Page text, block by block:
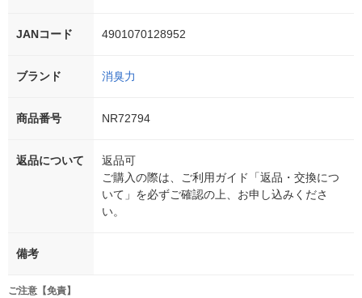
JANコード 4901070128952
ブランド 消臭力
商品番号 NR72794
返品について
返品可
ご購入の際は、ご利用ガイド「返品・交換につ
いて」を必ずご確認の上、お申し込みくださ
い。
備考
ご注意【免責】